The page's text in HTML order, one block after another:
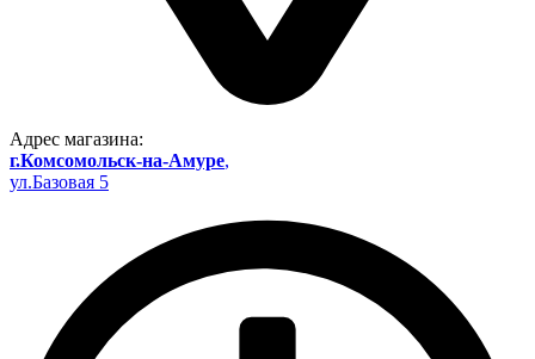
Адрес магазина:
г.Комсомольск-на-Амуре,
ул.Базовая 5